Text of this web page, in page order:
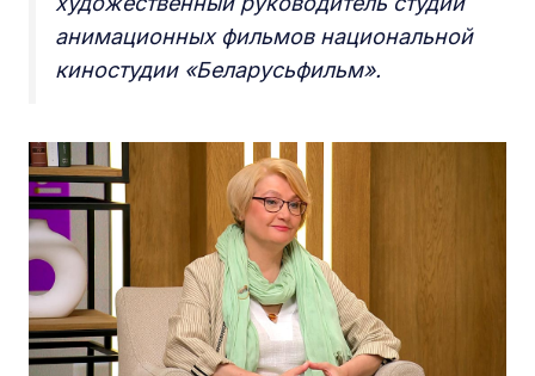
анимационных фильмов национальной
киностудии «Беларусьфильм».